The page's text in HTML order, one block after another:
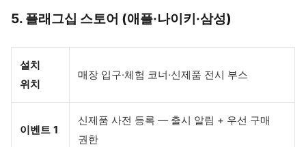
5. 플래그십 스토어 (애플·나이키·삼성)
설치
위치
매장 입구·체험 코너·신제품 전시 부스
이벤트 1
신제품 사전 등록 — 출시 알림 + 우선 구매
권한